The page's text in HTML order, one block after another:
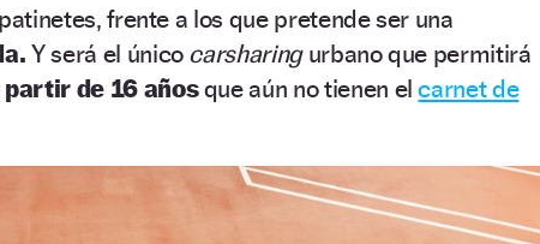
frente a los que pretende ser una
Y será el único carsharingurbano que permitirá
partir de 16 añosque aún no tienen elcarnet de